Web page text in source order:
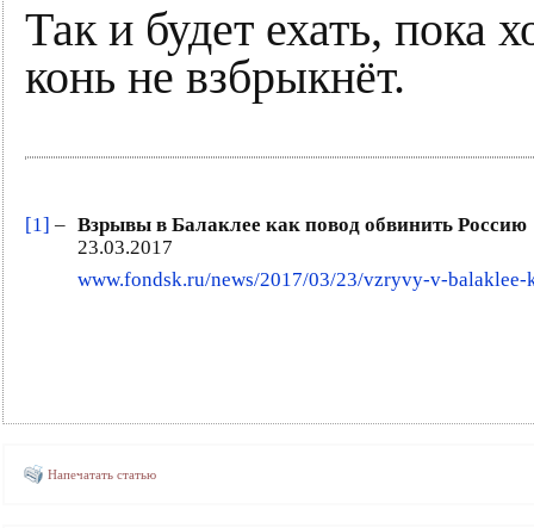
Так и будет ехать, пока
конь не взбрыкнёт.
[1] – Взрывы в Балаклее как повод обвинить Россию
23.03.2017
www.fondsk.ru/news/2017/03/23/vzryvy-v-
Напечатать статью